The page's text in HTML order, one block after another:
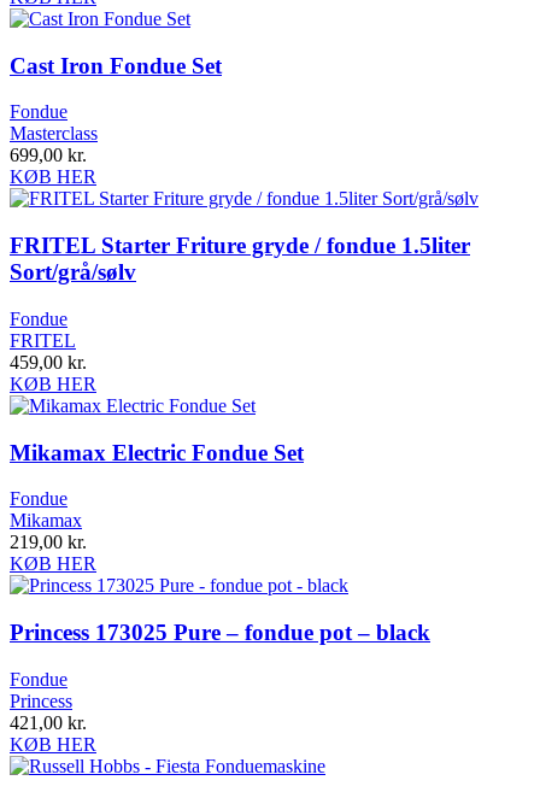
Cast Iron Fondue Set
Fondue
Masterclass
699,00 kr.
KØB HER
FRITEL Starter Friture gryde / fondue 1.5liter
Sort/grå/sølv
Fondue
FRITEL
459,00 kr.
KØB HER
Mikamax Electric Fondue Set
Fondue
Mikamax
219,00 kr.
KØB HER
Princess 173025 Pure – fondue pot – black
Fondue
Princess
421,00 kr.
KØB HER